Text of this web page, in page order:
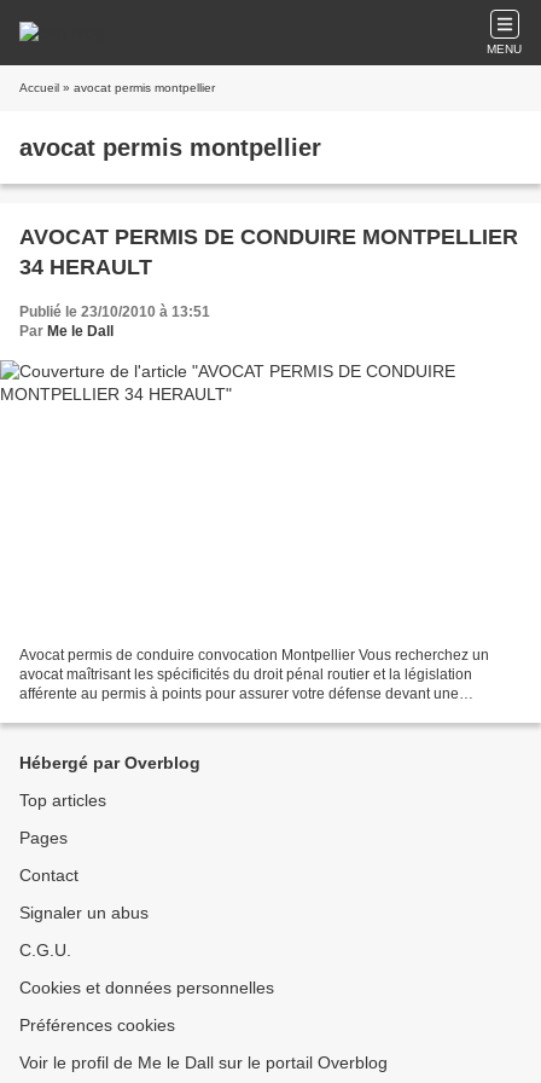
MENU
Accueil » avocat permis montpellier
avocat permis montpellier
AVOCAT PERMIS DE CONDUIRE MONTPELLIER
34 HERAULT
Publié le 23/10/2010 à 13:51
Par Me le Dall
Avocat permis de conduire convocation Montpellier Vous recherchez un
avocat maîtrisant les spécificités du droit pénal routier et la législation
afférente au permis à points pour assurer votre défense devant une
Hébergé par Overblog
Top articles
Pages
Contact
Signaler un abus
C.G.U.
Cookies et données personnelles
Préférences cookies
Voir le profil de Me le Dall sur le portail Overblog